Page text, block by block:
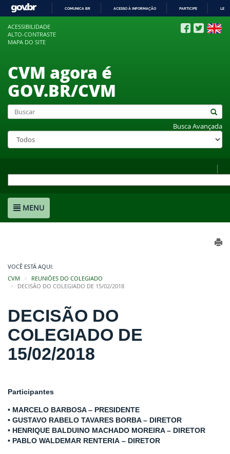
COMUNICA BR ACESSO À INFORMAÇÃO PARTICIPE
ACESSIBILIDADE
ALTO-CONTRASTE
MAPA DO SITE
CVM agora é
GOV.BR/CVM
Busca Avançada
MENU
VOCÊ ESTÁ AQUI:
CVM
REUNIÕES DO COLEGIADO
DECISÃO DO COLEGIADO DE 15/02/2018
DECISÃO DO
COLEGIADO DE
15/02/2018
Participantes
• MARCELO BARBOSA – PRESIDENTE
• GUSTAVO RABELO TAVARES BORBA – DIRETOR
• HENRIQUE BALDUINO MACHADO MOREIRA – DIRETOR
• PABLO WALDEMAR RENTERIA – DIRETOR